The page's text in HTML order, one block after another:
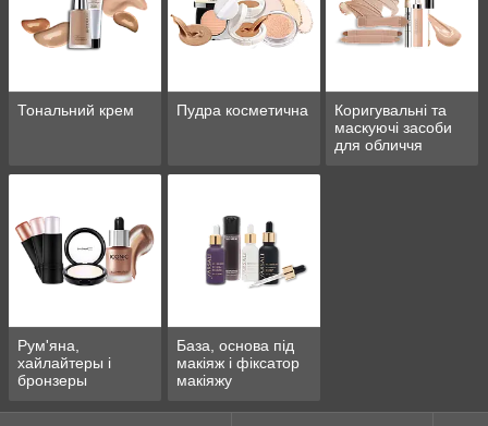
Тональний крем Пудра косметична
Коригувальні та
маскуючі засоби
для обличчя
Рум'яна,
хайлайтеры і
бронзеры
База, основа під
макіяж і фіксатор
макіяжу